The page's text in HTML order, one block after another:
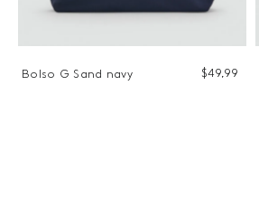
Bolso G Sand navy $49, 99